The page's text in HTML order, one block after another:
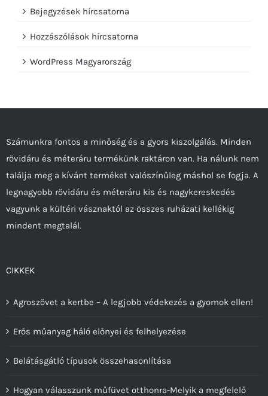
Bejegyzések hírcsatorna
Hozzászólások hírcsatorna
WordPress Magyarország
Számunkra fontos a minőség és a gyors kiszolgálás. Minden
rövidáru és méteráru termékünk raktáron van. Ha nálunk nem
találja meg a kívánt terméket valószínűleg máshol se fogja. A
legnagyobb rövidáru és méteráru kis és nagykereskedés
vagyunk a kültéri vásznaktól az összes ruházati kellékig
mindent megtalál.
CIKKEK
Agroszövet a kertbe – A legjobb védekezés a gyomok ellen!
Erős műanyag háló előnyei és felhelyezése
Belátásgátló típusok összehasonlítása
Hogyan válasszunk műfüvet otthonra-Melyik a megfelelő